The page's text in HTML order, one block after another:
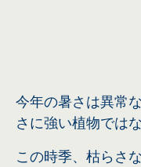
今年の暑さは異常
さに強い植物では
この時季、枯らさ